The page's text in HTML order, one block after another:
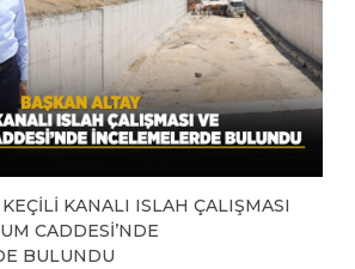
KANALI ISLAH ÇALIŞMASI
CADDESİ’NDE
BULUNDU